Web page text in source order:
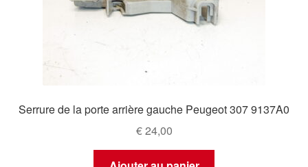
Serrure de la porte arrière gauche Peugeot 307 9137A0
€24,00